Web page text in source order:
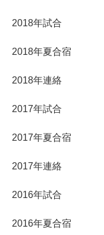
2018年試合
2018年夏合宿
2018年連絡
2017年試合
2017年夏合宿
2017年連絡
2016年試合
2016年夏合宿